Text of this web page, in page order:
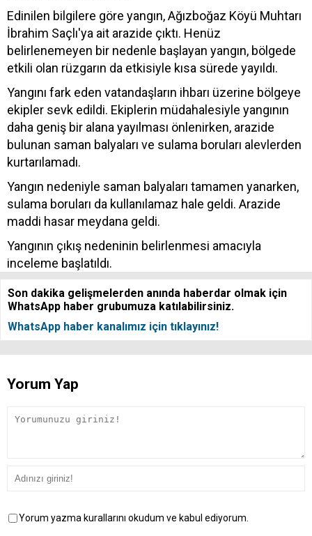
Edinilen bilgilere göre yangın, Ağızboğaz Köyü Muhtarı
İbrahim Saçlı'ya ait arazide çıktı. Henüz
belirlenemeyen bir nedenle başlayan yangın, bölgede
etkili olan rüzgarın da etkisiyle kısa sürede yayıldı.
Yangını fark eden vatandaşların ihbarı üzerine bölgeye
ekipler sevk edildi. Ekiplerin müdahalesiyle yangının
daha geniş bir alana yayılması önlenirken, arazide
bulunan saman balyaları ve sulama boruları alevlerden
kurtarılamadı.
Yangın nedeniyle saman balyaları tamamen yanarken,
sulama boruları da kullanılamaz hale geldi. Arazide
maddi hasar meydana geldi.
Yangının çıkış nedeninin belirlenmesi amacıyla
inceleme başlatıldı.
Son dakika gelişmelerden anında haberdar olmak için
WhatsApp haber grubumuza katılabilirsiniz.
WhatsApp haber kanalımız için tıklayınız!
Yorum Yap
Yorum yazma kurallarını okudum ve kabul ediyorum.